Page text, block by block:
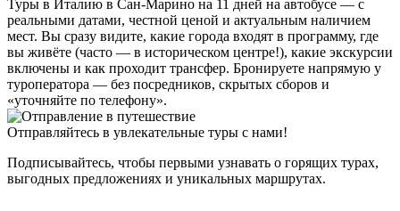
Туры в Италию в Сан-Марино на 11 дней на автобусе — с
реальными датами, честной ценой и актуальным наличием
мест. Вы сразу видите, какие города входят в программу, где
вы живёте (часто — в историческом центре!), какие экскурсии
включены и как проходит трансфер. Бронируете напрямую у
туроператора — без посредников, скрытых сборов и
«уточняйте по телефону».
Отправляйтесь в увлекательные туры с нами!
Подписывайтесь, чтобы первыми узнавать о горящих турах,
выгодных предложениях и уникальных маршрутах.